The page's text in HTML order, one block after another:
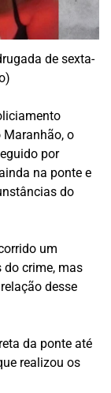
de sexta-
o
por
na ponte e
do
um
do crime, mas
desse
da ponte até
realizou os